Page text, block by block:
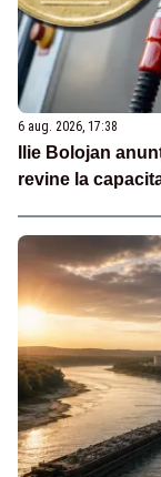
6 aug. 2026, 17:38
Ilie Bolojan
revine la